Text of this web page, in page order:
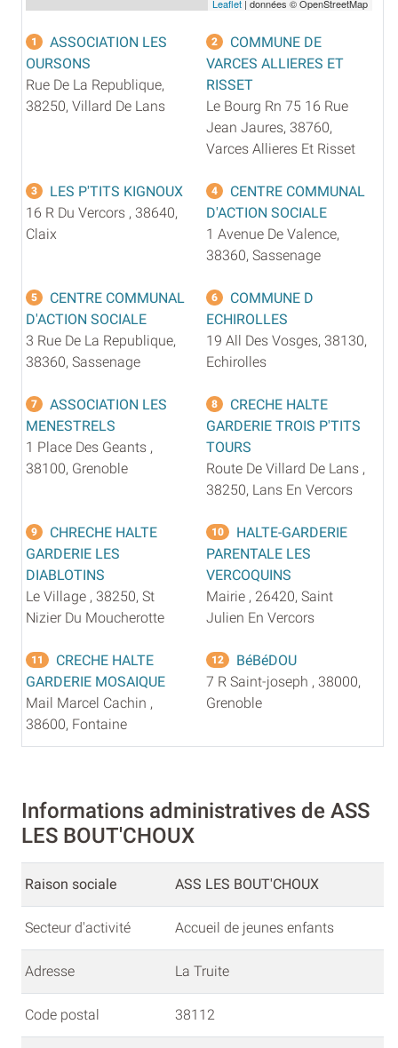
Leaflet | données © OpenStreetMap
1
ASSOCIATION LES
OURSONS
Rue De La Republique,
38250, Villard De Lans
2
COMMUNE DE
VARCES ALLIERES ET
RISSET
Le Bourg Rn 75 16 Rue
Jean Jaures, 38760,
Varces Allieres Et Risset
3
LES P'TITS KIGNOUX
16 R Du Vercors , 38640,
Claix
4
CENTRE COMMUNAL
D'ACTION SOCIALE
1 Avenue De Valence,
38360, Sassenage
5
CENTRE COMMUNAL
D'ACTION SOCIALE
3 Rue De La Republique,
38360, Sassenage
6
COMMUNE D
ECHIROLLES
19 All Des Vosges, 38130,
Echirolles
7
ASSOCIATION LES
MENESTRELS
1 Place Des Geants ,
38100, Grenoble
8
CRECHE HALTE
GARDERIE TROIS P'TITS
TOURS
Route De Villard De Lans ,
38250, Lans En Vercors
9
CHRECHE HALTE
GARDERIE LES
DIABLOTINS
Le Village , 38250, St
Nizier Du Moucherotte
10
HALTE-GARDERIE
PARENTALE LES
VERCOQUINS
Mairie , 26420, Saint
Julien En Vercors
11
CRECHE HALTE
GARDERIE MOSAIQUE
Mail Marcel Cachin ,
38600, Fontaine
12
BéBéDOU
7 R Saint-joseph , 38000,
Grenoble
Informations administratives de ASS
LES BOUT'CHOUX
Raison sociale ASS LES BOUT'CHOUX
Secteur d'activité Accueil de jeunes enfants
Adresse La Truite
Code postal 38112